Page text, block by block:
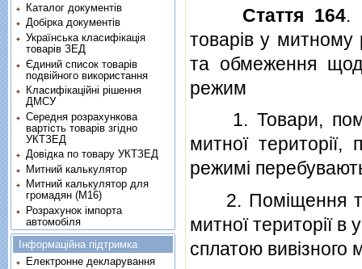
Стаття 164.
товарiв у митному
та обмеження
режим
1. Товари,
митної територiї,
режимi
2. Помiщення
митної територiї в
сплатою вивiзного
Каталог документів
Добірка документів
Українська класифікація
товарів ЗЕД
Єдиний список товарів
подвійного використання
Класифікаційні рішення
ДМСУ
Середня розрахункова
вартість товарів згідно
УКТЗЕД
Довідка по товару УКТЗЕД
Митний калькулятор
Митний калькулятор для
громадян (М16)
Розрахунок імпорта
автомобіля
Інформаційна підтримка
Електронне декларування